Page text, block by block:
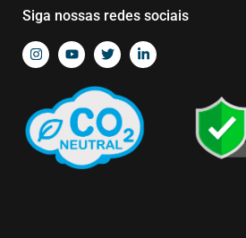
Siga nossas redes sociais